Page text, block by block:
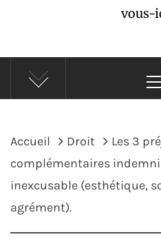
vous-
Accueil Droit
Les 3
complémentaires
inexcusable (esthétique,
agrément).